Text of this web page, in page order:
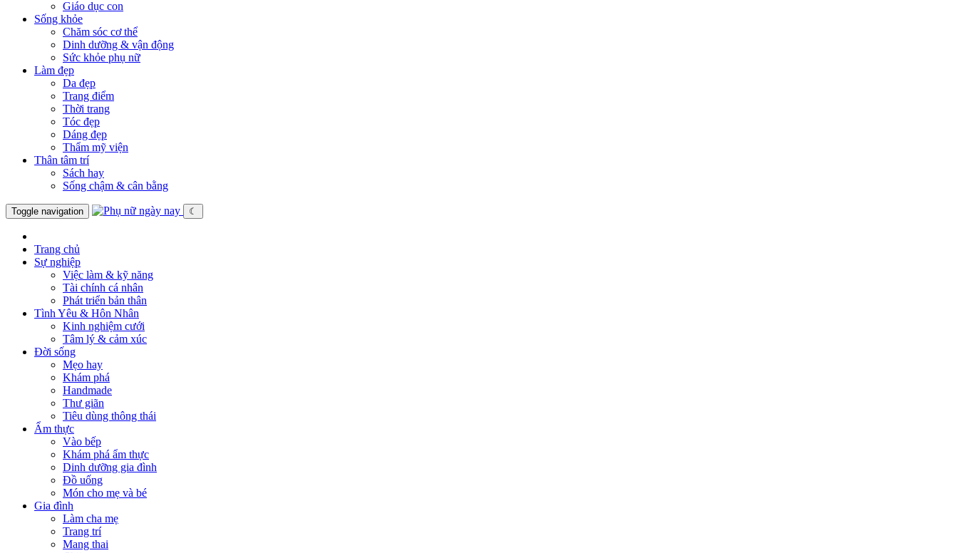
Giáo dục con
Sống khỏe
Chăm sóc cơ thể
Dinh dưỡng & vận động
Sức khỏe phụ nữ
Làm đẹp
Da đẹp
Trang điểm
Thời trang
Tóc đẹp
Dáng đẹp
Thẩm mỹ viện
Thân tâm trí
Sách hay
Sống chậm & cân bằng
Toggle navigation ☾
Trang chủ
Sự nghiệp
Việc làm & kỹ năng
Tài chính cá nhân
Phát triển bản thân
Tình Yêu & Hôn Nhân
Kinh nghiệm cưới
Tâm lý & cảm xúc
Đời sống
Mẹo hay
Khám phá
Handmade
Thư giãn
Tiêu dùng thông thái
Ẩm thực
Vào bếp
Khám phá ẩm thực
Dinh dưỡng gia đình
Đồ uống
Món cho mẹ và bé
Gia đình
Làm cha mẹ
Trang trí
Mang thai